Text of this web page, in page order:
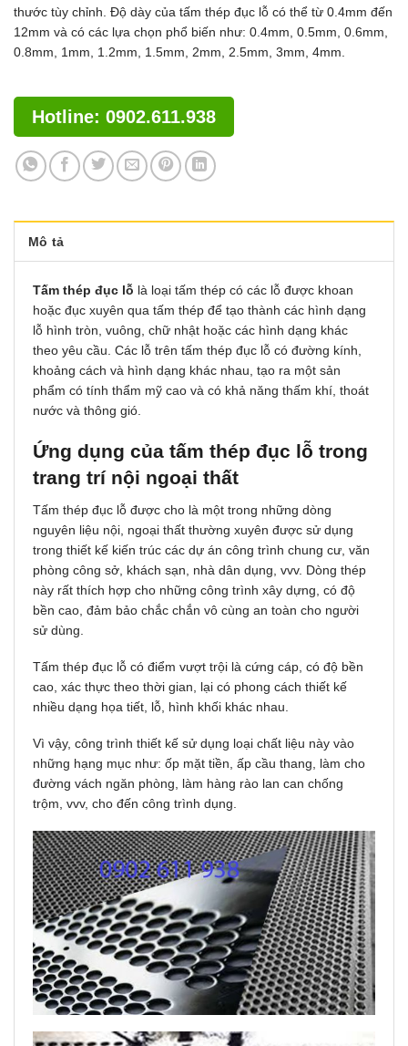
thước tùy chỉnh. Độ dày của tấm thép đục lỗ có thể từ 0.4mm đến
12mm và có các lựa chọn phổ biến như: 0.4mm, 0.5mm, 0.6mm,
0.8mm, 1mm, 1.2mm, 1.5mm, 2mm, 2.5mm, 3mm, 4mm.
Hotline: 0902.611.938
Mô tả
Tấm thép đục lỗ là loại tấm thép có các lỗ được khoan
hoặc đục xuyên qua tấm thép để tạo thành các hình dạng
lỗ hình tròn, vuông, chữ nhật hoặc các hình dạng khác
theo yêu cầu. Các lỗ trên tấm thép đục lỗ có đường kính,
khoảng cách và hình dạng khác nhau, tạo ra một sản
phẩm có tính thẩm mỹ cao và có khả năng thấm khí, thoát
nước và thông gió.
Ứng dụng của tấm thép đục lỗ trong
trang trí nội ngoại thất
Tấm thép đục lỗ được cho là một trong những dòng
nguyên liệu nội, ngoại thất thường xuyên được sử dụng
trong thiết kế kiến trúc các dự án công trình chung cư, văn
phòng công sở, khách sạn, nhà dân dụng, vvv. Dòng thép
này rất thích hợp cho những công trình xây dựng, có độ
bền cao, đảm bảo chắc chắn vô cùng an toàn cho người
sử dùng.
Tấm thép đục lỗ có điểm vượt trội là cứng cáp, có độ bền
cao, xác thực theo thời gian, lại có phong cách thiết kế
nhiều dạng họa tiết, lỗ, hình khối khác nhau.
Vì vậy, công trình thiết kế sử dụng loại chất liệu này vào
những hạng mục như: ốp mặt tiền, ấp cầu thang, làm cho
đường vách ngăn phòng, làm hàng rào lan can chống
trộm, vvv, cho đến công trình dụng.